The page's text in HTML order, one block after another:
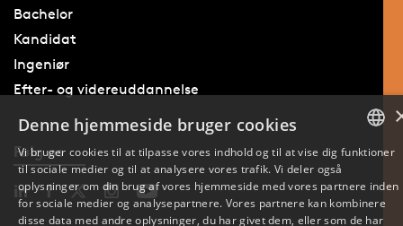
Bachelor
Kandidat
Ingeniør
Efter- og videreuddannelse
Følg os
ENGLISH
Denne hjemmeside bruger cookies
Vi bruger cookies til at tilpasse vores indhold og til at vise dig funktioner
til sociale medier og til at analysere vores trafik. Vi deler også
oplysninger om din brug af vores hjemmeside med vores partnere inden
for sociale medier og analysepartnere. Vores partnere kan kombinere
disse data med andre oplysninger, du har givet dem, eller som de har